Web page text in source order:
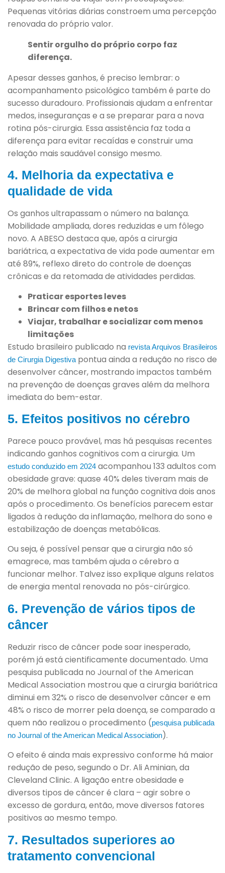
Pequenas vitórias diárias constroem uma percepção
renovada do próprio valor.
Sentir orgulho do próprio corpo faz
diferença.
Apesar desses ganhos, é preciso lembrar: o
acompanhamento psicológico também é parte do
sucesso duradouro. Profissionais ajudam a enfrentar
medos, inseguranças e a se preparar para a nova
rotina pós-cirurgia. Essa assistência faz toda a
diferença para evitar recaídas e construir uma
relação mais saudável consigo mesmo.
4. Melhoria da expectativa e
qualidade de vida
Os ganhos ultrapassam o número na balança.
Mobilidade ampliada, dores reduzidas e um fôlego
novo. A ABESO destaca que, após a cirurgia
bariátrica, a expectativa de vida pode aumentar em
até 89%, reflexo direto do controle de doenças
crônicas e da retomada de atividades perdidas.
Praticar esportes leves
Brincar com filhos e netos
Viajar, trabalhar e socializar com menos
limitações
Estudo brasileiro publicado na revista Arquivos Brasileiros
de Cirurgia Digestivapontua ainda a redução no risco de
desenvolver câncer, mostrando impactos também
na prevenção de doenças graves além da melhora
imediata do bem-estar.
5. Efeitos positivos no cérebro
Parece pouco provável, mas há pesquisas recentes
indicando ganhos cognitivos com a cirurgia. Um
estudo conduzido em 2024 acompanhou 133 adultos com
obesidade grave: quase 40% deles tiveram mais de
20% de melhora global na função cognitiva dois anos
após o procedimento. Os benefícios parecem estar
ligados à redução da inflamação, melhora do sono e
estabilização de doenças metabólicas.
Ou seja, é possível pensar que a cirurgia não só
emagrece, mas também ajuda o cérebro a
funcionar melhor. Talvez isso explique alguns relatos
de energia mental renovada no pós-cirúrgico.
6. Prevenção de vários tipos de
câncer
Reduzir risco de câncer pode soar inesperado,
porém já está cientificamente documentado. Uma
pesquisa publicada no Journal of the American
Medical Association mostrou que a cirurgia bariátrica
diminui em 32% o risco de desenvolver câncer e em
48% o risco de morrer pela doença, se comparado a
quem não realizou o procedimento (pesquisa publicada
no Journal of the American Medical Association).
O efeito é ainda mais expressivo conforme há maior
redução de peso, segundo o Dr. Ali Aminian, da
Cleveland Clinic. A ligação entre obesidade e
diversos tipos de câncer é clara – agir sobre o
excesso de gordura, então, move diversos fatores
positivos ao mesmo tempo.
7. Resultados superiores ao
tratamento convencional